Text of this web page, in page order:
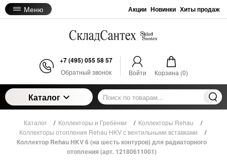
Меню Акции Новинки Хиты продаж
+7 (495) 055 58 57
Обратный звонок Войти Корзина (0)
Каталог
Каталог / Коллекторы и Гребёнки / Коллекторы Rehau
/
Коллекторы отопления Rehau HKV с вентильными вставками
/
Коллектор Rehau HKV 6 (на шесть контуров) для радиаторного
отопления (арт. 12180611001)